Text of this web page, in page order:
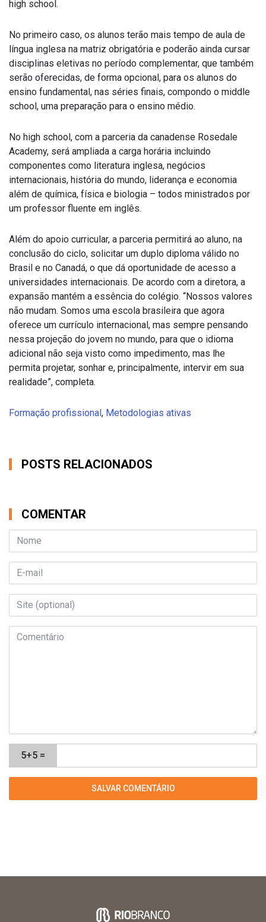
high school.
No primeiro caso, os alunos terão mais tempo de aula de
língua inglesa na matriz obrigatória e poderão ainda cursar
disciplinas eletivas no período complementar, que também
serão oferecidas, de forma opcional, para os alunos do
ensino fundamental, nas séries finais, compondo o middle
school, uma preparação para o ensino médio.
No high school, com a parceria da canadense Rosedale
Academy, será ampliada a carga horária incluindo
componentes como literatura inglesa, negócios
internacionais, história do mundo, liderança e economia
além de química, física e biologia – todos ministrados por
um professor fluente em inglês.
Além do apoio curricular, a parceria permitirá ao aluno, na
conclusão do ciclo, solicitar um duplo diploma válido no
Brasil e no Canadá, o que dá oportunidade de acesso a
universidades internacionais. De acordo com a diretora, a
expansão mantém a essência do colégio. “Nossos valores
não mudam. Somos uma escola brasileira que agora
oferece um currículo internacional, mas sempre pensando
nessa projeção do jovem no mundo, para que o idioma
adicional não seja visto como impedimento, mas lhe
permita projetar, sonhar e, principalmente, intervir em sua
realidade”, completa.
Formação profissional, Metodologias ativas
POSTS RELACIONADOS
COMENTAR
5+5 =